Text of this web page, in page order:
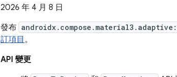
2026 年 4 月 8 日
發布
訂項目 。
API 變更